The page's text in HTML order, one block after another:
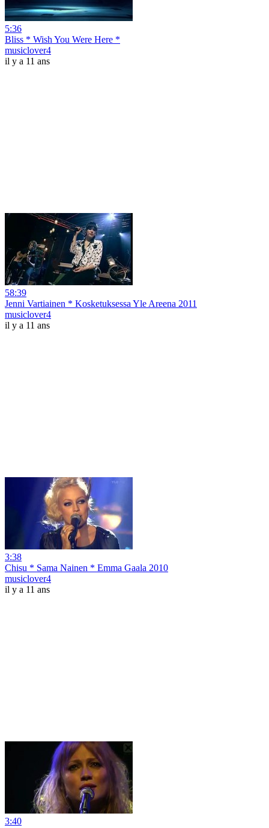
5:36
Bliss * Wish You Were Here *
musiclover4
il y a 11 ans
58:39
Jenni Vartiainen * Kosketuksessa Yle Areena 2011
musiclover4
il y a 11 ans
3:38
Chisu * Sama Nainen * Emma Gaala 2010
musiclover4
il y a 11 ans
3:40